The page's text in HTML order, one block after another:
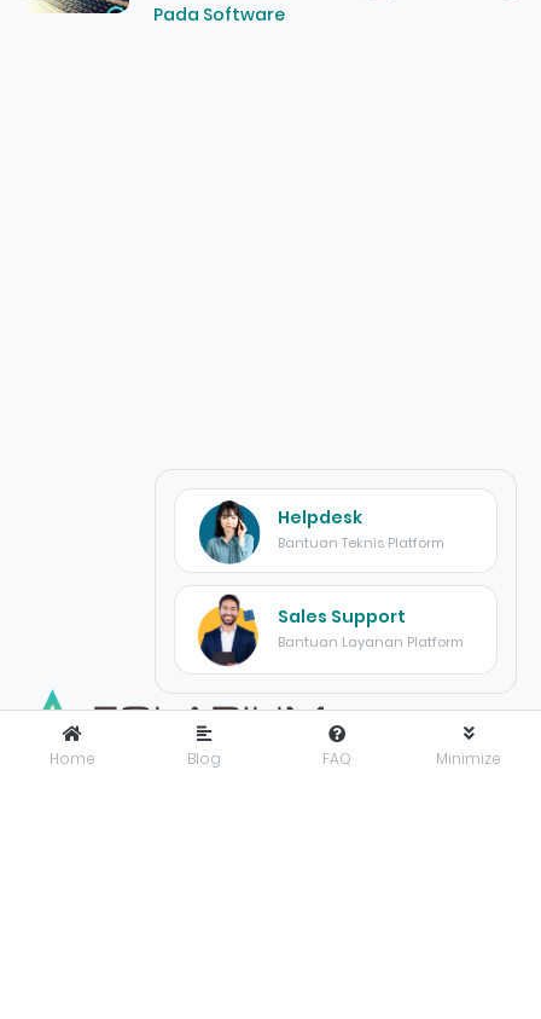
Pada Software
Home Blog FAQ Minimize
Helpdesk
Bantuan Teknis Platform
Sales Support
Bantuan Layanan Platform